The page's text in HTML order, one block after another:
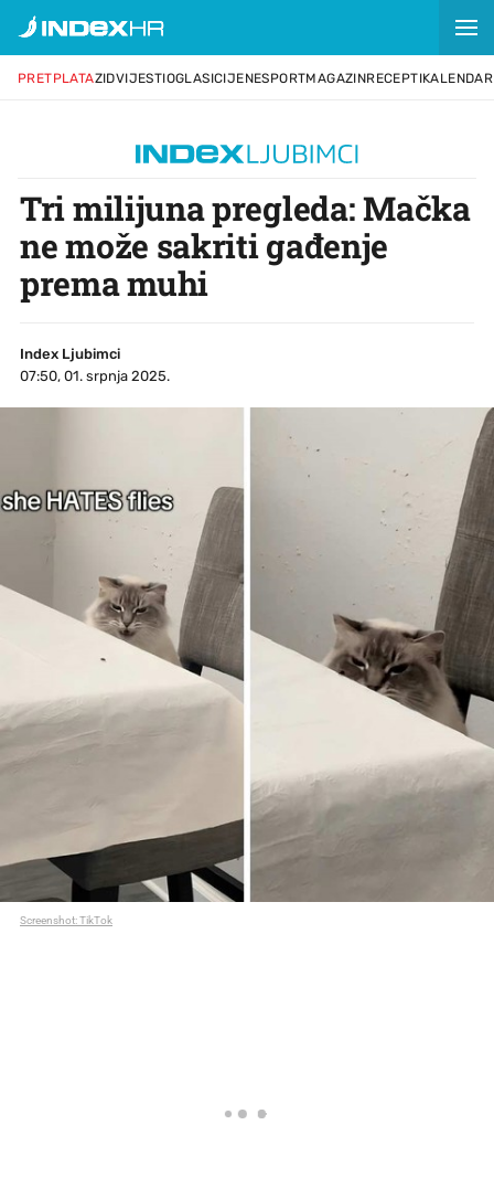
PRETPLATAZIDVIJESTIOGLASICIJENESPORTMAGAZINRECEPTIKALENDAR
Tri milijuna pregleda: Mačka
ne može sakriti gađenje
prema muhi
Index Ljubimci
07:50, 01. srpnja 2025.
Screenshot: TikTok